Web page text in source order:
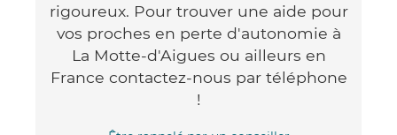
rigoureux. Pour trouver une aide pour
vos proches en perte d'autonomie à
La Motte-d'Aigues ou ailleurs en
France contactez-nous par téléphone
!